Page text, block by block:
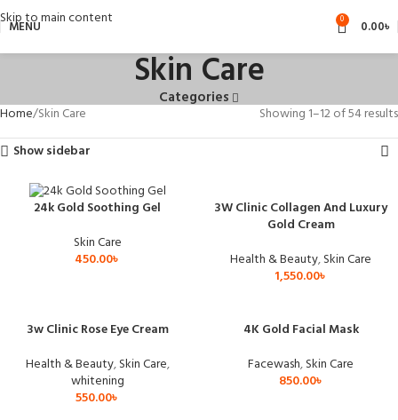
Skip to main content
MENU 0 0.00৳
Skin Care
Categories
Home Skin Care
Showing 1–12 of 54 results
Show sidebar
24k Gold Soothing Gel
Skin Care
450.00৳
3W Clinic Collagen And Luxury
Gold Cream
Health & Beauty,Skin Care
1,550.00৳
3w Clinic Rose Eye Cream
Health & Beauty,Skin Care,
whitening
550.00৳
4K Gold Facial Mask
Facewash,Skin Care
850.00৳